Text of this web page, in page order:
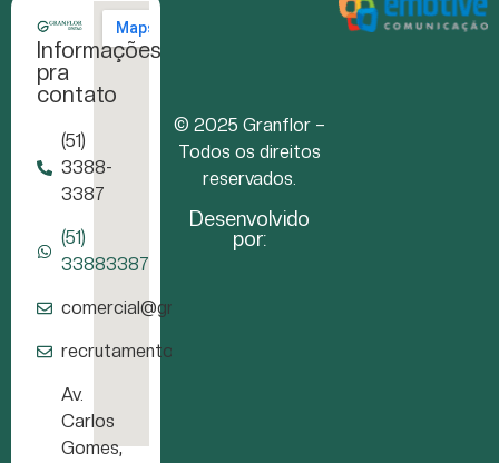
Informações
pra
contato
(51)
3388-
3387
(51)
33883387
comercial@granflor.com.br
recrutamento@granflor.com.br
Av.
Carlos
Gomes,
© 2025 Granflor –
Todos os direitos
reservados.
Desenvolvido
por: